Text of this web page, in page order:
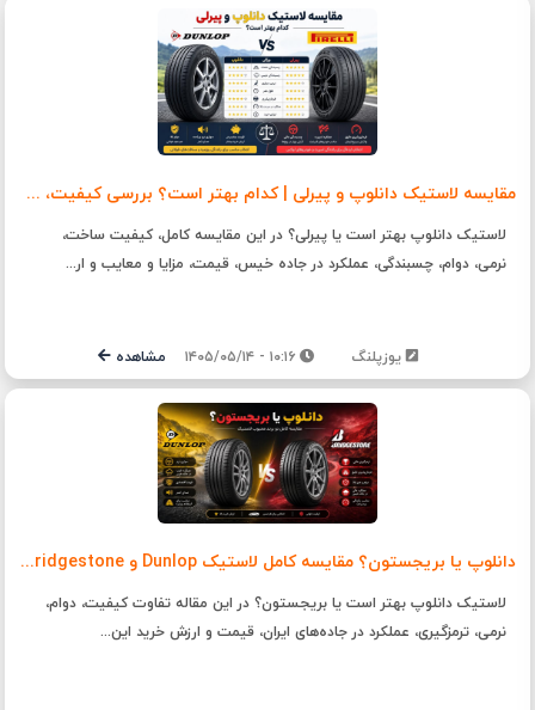
مقایسه لاستیک دانلوپ و پیرلی | کدام بهتر است؟ بررسی کیفیت، دوام، قیمت و ارزش خرید
لاستیک دانلوپ بهتر است یا پیرلی؟ در این مقایسه کامل، کیفیت ساخت،
نرمی، دوام، چسبندگی، عملکرد در جاده خیس، قیمت، مزایا و معایب و ار...
یوزپلنگ ۱۰:۱۶ - ۱۴۰۵/۰۵/۱۴ مشاهده
دانلوپ یا بریجستون؟ مقایسه کامل لاستیک Dunlop و Bridgestone + راهنمای خرید
لاستیک دانلوپ بهتر است یا بریجستون؟ در این مقاله تفاوت کیفیت، دوام،
نرمی، ترمزگیری، عملکرد در جاده‌های ایران، قیمت و ارزش خرید این...